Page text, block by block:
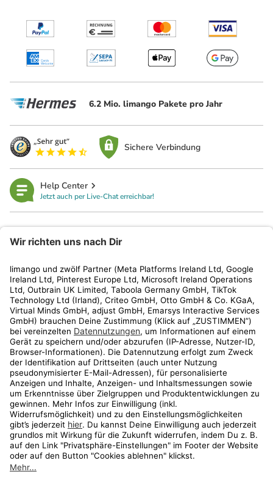
6.2 Mio. limango Pakete pro Jahr
Sichere Verbindung
Help Center
Jetzt auch per Live-Chat erreichbar!
Kundenservice
Shop
Aktionen
Travel